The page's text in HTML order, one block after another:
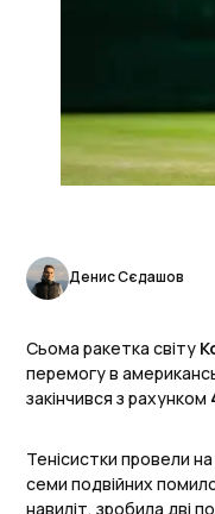
Денис Сєдашов
Сьома ракетка світу
перемогу в
закінчився з рахунком
Тенісистки провели
семи подвійних
навиліт, зробила дві